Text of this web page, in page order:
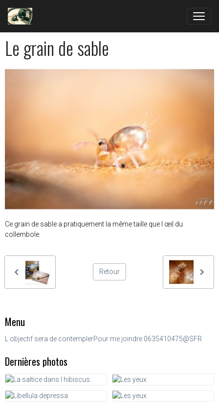
Le grain de sable
Ce grain de sable a pratiquement la même taille que l œil du
collembole.
Retour
Menu
L objectif sera de contemplerPour me joindre 0635410475@SFR
Dernières photos